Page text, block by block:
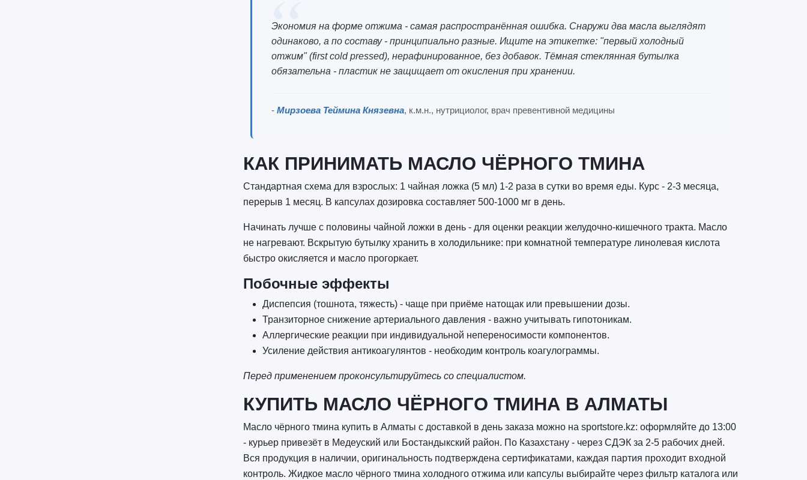
Экономия на форме отжима - самая распространённая ошибка. Снаружи два масла выглядят
одинаково, а по составу - принципиально разные. Ищите на этикетке: "первый холодный
отжим" (first cold pressed), нерафинированное, без добавок. Тёмная стеклянная бутылка
обязательна - пластик не защищает от окисления при хранении.
-Мирзоева Теймина Князевна, к.м.н., нутрициолог, врач превентивной медицины
КАК ПРИНИМАТЬ МАСЛО ЧЁРНОГО ТМИНА
Стандартная схема для взрослых: 1 чайная ложка (5 мл) 1-2 раза в сутки во время еды. Курс - 2-3 месяца,
перерыв 1 месяц. В капсулах дозировка составляет 500-1000 мг в день.
Начинать лучше с половины чайной ложки в день - для оценки реакции желудочно-кишечного тракта. Масло
не нагревают. Вскрытую бутылку хранить в холодильнике: при комнатной температуре линолевая кислота
быстро окисляется и масло прогоркает.
Побочные эффекты
Диспепсия (тошнота, тяжесть) - чаще при приёме натощак или превышении дозы.
Транзиторное снижение артериального давления - важно учитывать гипотоникам.
Аллергические реакции при индивидуальной непереносимости компонентов.
Усиление действия антикоагулянтов - необходим контроль коагулограммы.
Перед применением проконсультируйтесь со специалистом.
КУПИТЬ МАСЛО ЧЁРНОГО ТМИНА В АЛМАТЫ
Масло чёрного тмина купить в Алматы с доставкой в день заказа можно на sportstore.kz: оформляйте до 13:00
- курьер привезёт в Медеуский или Бостандыкский район. По Казахстану - через СДЭК за 2-5 рабочих дней.
Вся продукция в наличии, оригинальность подтверждена сертификатами, каждая партия проходит входной
контроль. Жидкое масло чёрного тмина холодного отжима или капсулы выбирайте через фильтр каталога или